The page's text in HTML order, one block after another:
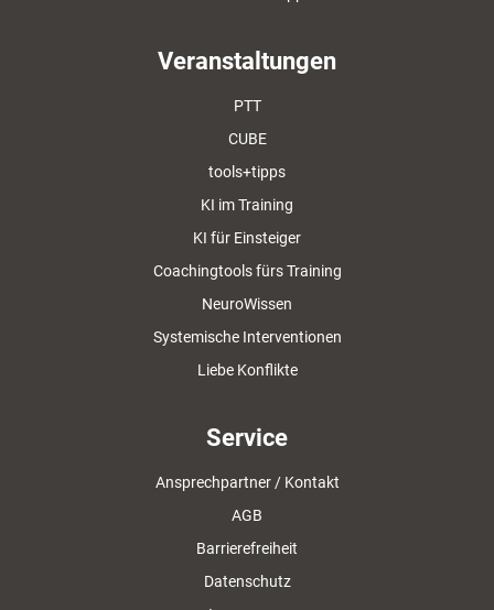
Veranstaltungen
PTT
CUBE
tools+tipps
KI im Training
KI für Einsteiger
Coachingtools fürs Training
NeuroWissen
Systemische Interventionen
Liebe Konflikte
Service
Ansprechpartner / Kontakt
AGB
Barrierefreiheit
Datenschutz